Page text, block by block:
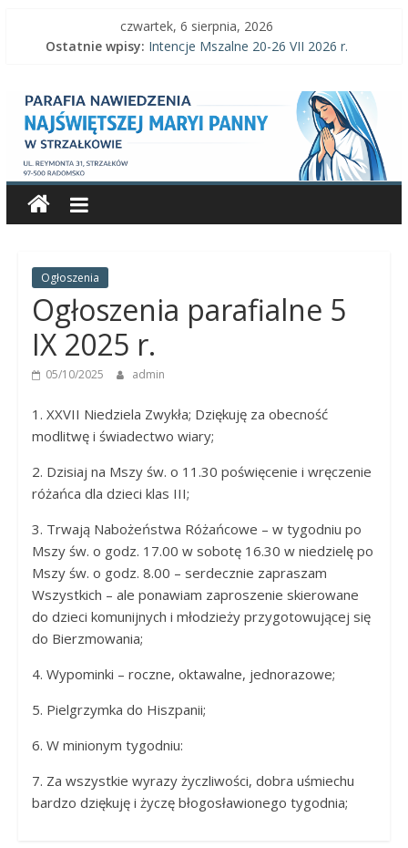
czwartek, 6 sierpnia, 2026
Ostatnie wpisy: Intencje Mszalne 20-26 VII 2026 r.
Intencje Mszalne 27 VII-2 VIII 2026 r.
Ogłoszenia parafialne 26 VII 2026 r.
Parafia
Nawiedzenia
Najświętszej
Panny
Parafia
Nawiedzenia
Najświętszej
Panny
Strzałkowie
Ogłoszenia
Ogłoszenia parafialne 5
IX 2025 r.
05/10/2025 admin
1. XXVII Niedziela Zwykła; Dziękuję za obecność
modlitwę i świadectwo wiary;
2. Dzisiaj na Mszy św. o 11.30 poświęcenie i wręczenie
różańca dla dzieci klas III;
3. Trwają Nabożeństwa Różańcowe – w tygodniu po
Mszy św. o godz. 17.00 w sobotę 16.30 w niedzielę po
Mszy św. o godz. 8.00 – serdecznie zapraszam
Wszystkich – ale ponawiam zaproszenie skierowane
do dzieci komunijnych i młodzieży przygotowującej się
do Bierzmowania;
4. Wypominki – roczne, oktawalne, jednorazowe;
5. Pielgrzymka do Hiszpanii;
6. W minionym tygodniu:
7. Za wszystkie wyrazy życzliwości, dobra uśmiechu
bardzo dziękuję i życzę błogosławionego tygodnia;